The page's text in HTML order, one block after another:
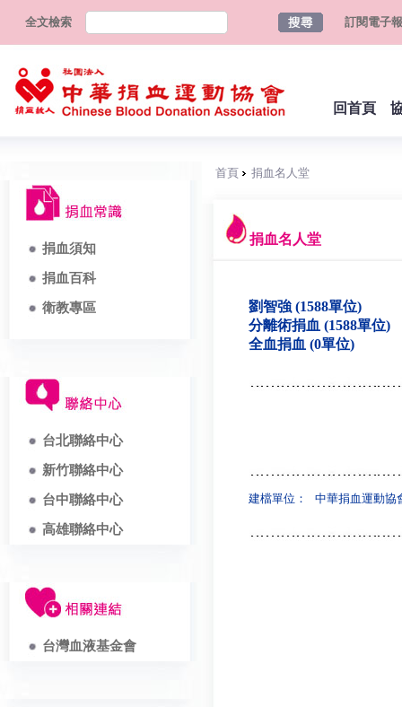
全文檢索 訂閱電子報
回首頁
捐血須知
捐血百科
衛教專區
台北聯絡中心
新竹聯絡中心
台中聯絡中心
高雄聯絡中心
台灣血液基金會
首頁 捐血名人堂
捐血名人堂
劉智強 (1588單位)
分離術捐血 (1588單位)
全血捐血 (0單位)
建檔單位： 中華捐血運動協